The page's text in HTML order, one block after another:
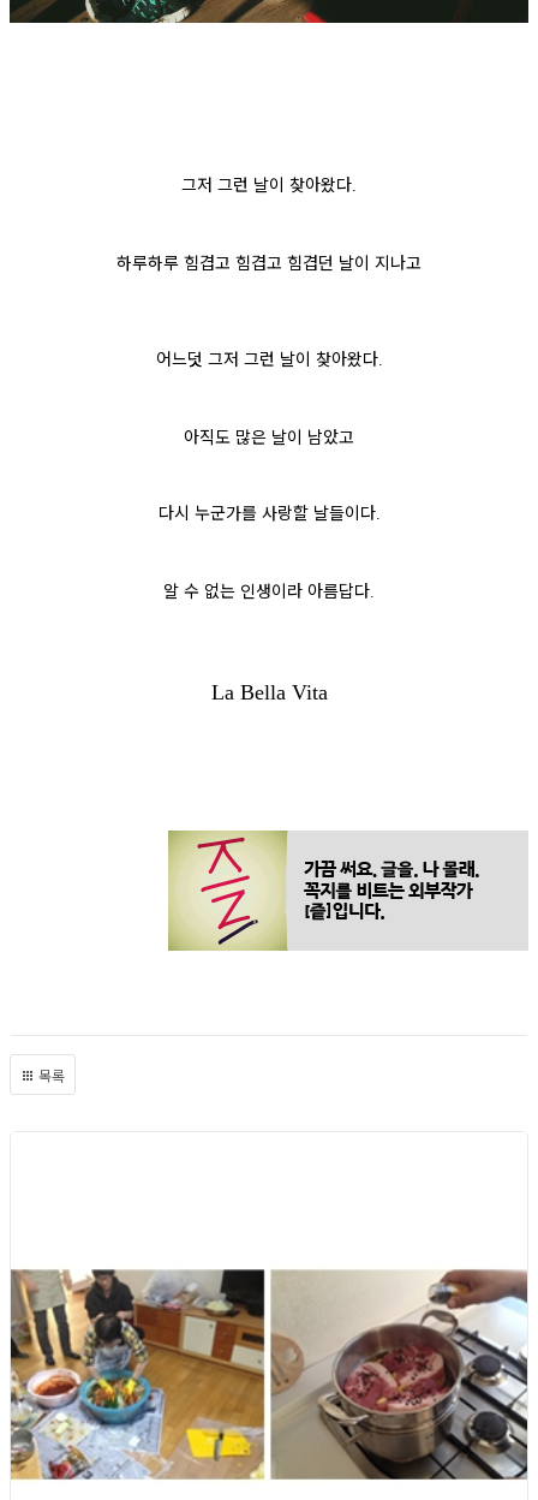
그저 그런 날이 찾아왔다
하루하루 힘겹고 힘겹고 힘겹던 날이 지나고
어느덧 그저 그런 날이 찾아왔다.
아직도 많은 날이 남았고
다시 누군가를 사랑할 날들이다.
알 수 없는 인생이라 아름답다
La Bella Vita
목록